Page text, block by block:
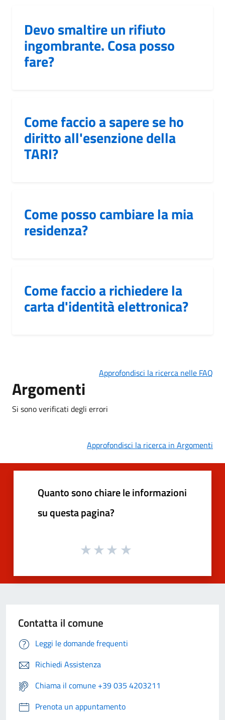
Devo smaltire un rifiuto
ingombrante. Cosa posso
fare?
Come faccio a sapere se ho
diritto all'esenzione della
TARI?
Come posso cambiare la mia
residenza?
Come faccio a richiedere la
carta d'identità elettronica?
Approfondisci la ricerca nelle FAQ
Argomenti
Si sono verificati degli errori
Approfondisci la ricerca in Argomenti
Quanto sono chiare le informazioni
su questa pagina?
Contatta il comune
Leggi le domande frequenti
Richiedi Assistenza
Chiama il comune +39 035 4203211
Prenota un appuntamento